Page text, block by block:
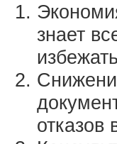
знает
отказов